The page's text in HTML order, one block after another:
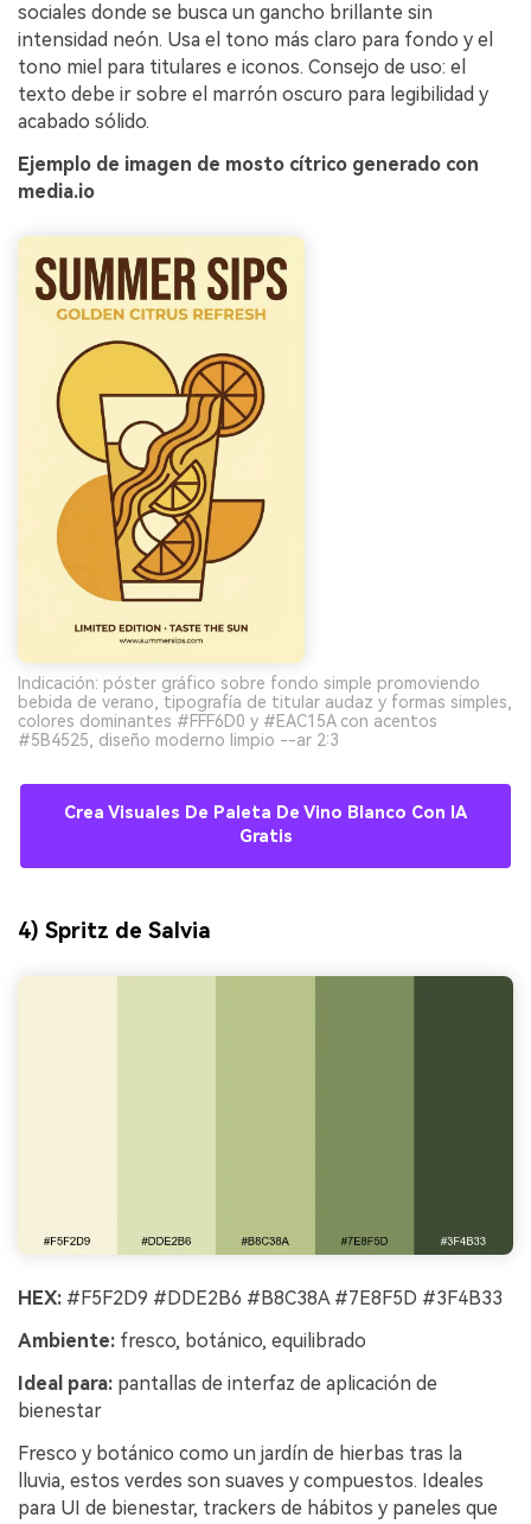
sociales donde se busca un gancho brillante sin
intensidad neón. Usa el tono más claro para fondo y el
tono miel para titulares e iconos. Consejo de uso: el
texto debe ir sobre el marrón oscuro para legibilidad y
acabado sólido.
Ejemplo de imagen de mosto cítrico generado con
media.io
Indicación: póster gráfico sobre fondo simple promoviendo
bebida de verano, tipografía de titular audaz y formas simples,
colores dominantes #FFF6D0 y #EAC15A con acentos
#5B4525, diseño moderno limpio --ar 2:3
Crea Visuales De Paleta De Vino Blanco Con IA
Gratis
4) Spritz de Salvia
HEX: #F5F2D9 #DDE2B6 #B8C38A #7E8F5D #3F4B33
Ambiente: fresco, botánico, equilibrado
Ideal para: pantallas de interfaz de aplicación de
bienestar
Fresco y botánico como un jardín de hierbas tras la
lluvia, estos verdes son suaves y compuestos. Ideales
para UI de bienestar, trackers de hábitos y paneles que